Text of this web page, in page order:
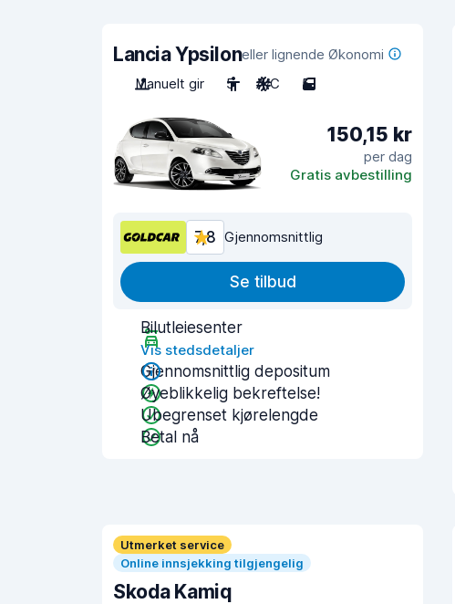
Lancia Ypsiloneller lignende Økonomi
Manuelt gir
5 A/C 5
150,15 kr
per dag
Gratis avbestilling
7,8 Gjennomsnittlig
Se tilbud
Bilutleiesenter
Vis stedsdetaljer
Gjennomsnittlig depositum
Øyeblikkelig bekreftelse!
Ubegrenset kjørelengde
Betal nå
Utmerket service
Online innsjekking tilgjengelig
Skoda Kamiq